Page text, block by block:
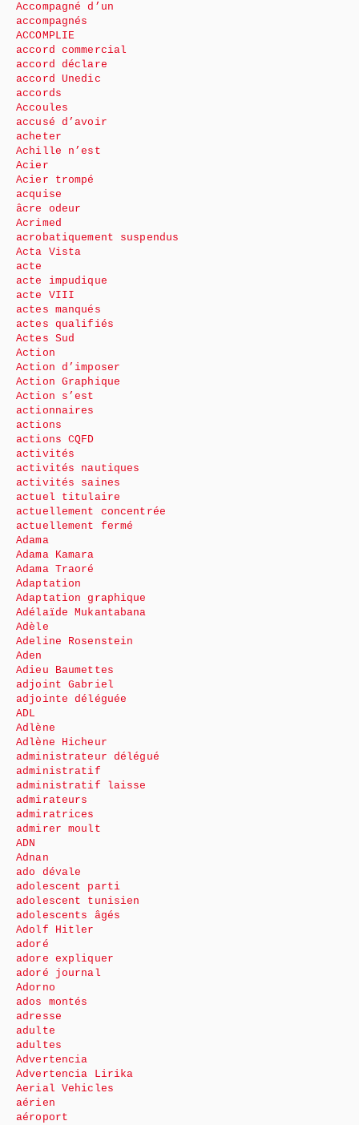
Accompagné d’un
accompagnés
ACCOMPLIE
accord commercial
accord déclare
accord Unedic
accords
Accoules
accusé d’avoir
acheter
Achille n’est
Acier
Acier trompé
acquise
âcre odeur
Acrimed
acrobatiquement suspendus
Acta Vista
acte
acte impudique
acte VIII
actes manqués
actes qualifiés
Actes Sud
Action
Action d’imposer
Action Graphique
Action s’est
actionnaires
actions
actions CQFD
activités
activités nautiques
activités saines
actuel titulaire
actuellement concentrée
actuellement fermé
Adama
Adama Kamara
Adama Traoré
Adaptation
Adaptation graphique
Adélaïde Mukantabana
Adèle
Adeline Rosenstein
Aden
Adieu Baumettes
adjoint Gabriel
adjointe déléguée
ADL
Adlène
Adlène Hicheur
administrateur délégué
administratif
administratif laisse
admirateurs
admiratrices
admirer moult
ADN
Adnan
ado dévale
adolescent parti
adolescent tunisien
adolescents âgés
Adolf Hitler
adoré
adore expliquer
adoré journal
Adorno
ados montés
adresse
adulte
adultes
Advertencia
Advertencia Lirika
Aerial Vehicles
aérien
aéroport